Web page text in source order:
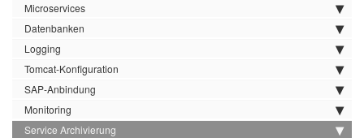
Microservices
Datenbanken
Logging
Tomcat-Konfiguration
SAP-Anbindung
Monitoring
Service Archivierung